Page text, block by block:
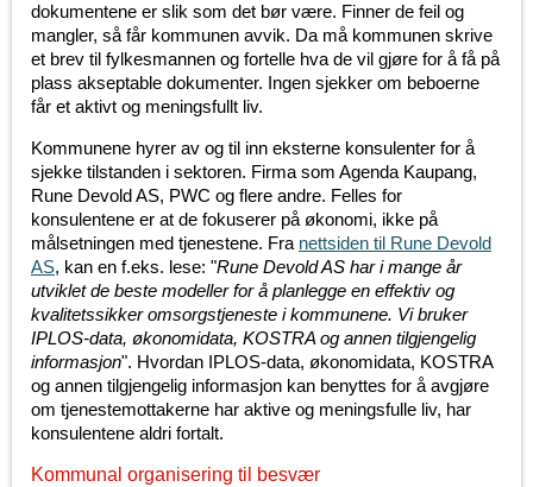
dokumentene er slik som det bør være. Finner de feil og
mangler, så får kommunen avvik. Da må kommunen skrive
et brev til fylkesmannen og fortelle hva de vil gjøre for å få på
plass akseptable dokumenter. Ingen sjekker om beboerne
får et aktivt og meningsfullt liv.
Kommunene hyrer av og til inn eksterne konsulenter for å
sjekke tilstanden i sektoren. Firma som Agenda Kaupang,
Rune Devold AS, PWC og flere andre. Felles for
konsulentene er at de fokuserer på økonomi, ikke på
målsetningen med tjenestene. Fra nettsiden til Rune Devold
AS, kan en f.eks. lese: "Rune Devold AS har i mange år
utviklet de beste modeller for å planlegge en effektiv og
kvalitetssikker omsorgstjeneste i kommunene. Vi bruker
IPLOS-data, økonomidata, KOSTRA og annen tilgjengelig
informasjon". Hvordan IPLOS-data, økonomidata, KOSTRA
og annen tilgjengelig informasjon kan benyttes for å avgjøre
om tjenestemottakerne har aktive og meningsfulle liv, har
konsulentene aldri fortalt.
Kommunal organisering til besvær